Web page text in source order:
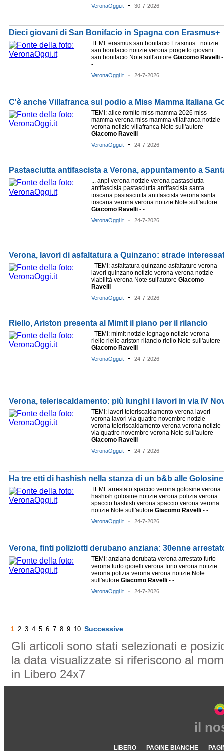
VeronaOggi.it - 30-7-2026
Dieci giovani di San Bonifacio in Spagna con Erasmus+
TEMI: erasmus san bonifacio Erasmus+ notizie
san bonifacio notizie verona progetto giovani
san bonifacio Note sull'autore Giacomo Ravelli -
-
VeronaOggi.it - 24-7-2026
C'è anche Villafranca sul podio a Miss Mamma Italiana
TEMI: alice romito miss mamma 2026 miss
mamma verona miss mamma villafranca notizie
verona notizie villafranca Note sull'autore
Giacomo Ravelli - -
VeronaOggi.it - 24-7-2026
Pastasciutta antifascista a Verona, appuntamento a
... anpi verona notizie verona pastasciutta
antifascista pastasciutta antifascista santa
toscana pastasciutta antifascista verona santa
toscana verona verona notizie Note sull'autore
Giacomo Ravelli - -
VeronaOggi.it - 24-7-2026
Verona, lavori di asfaltatura a Quinzano: strade
TEMI: asfaltatura quinzano asfaltature verona
lavori quinzano notizie verona verona notizie
viabilità verona Note sull'autore Giacomo
Ravelli - -
VeronaOggi.it - 24-7-2026
Riello, Ariston presenta al Mimit il piano per il rilancio
TEMI: mimit notizie legnago notizie verona
riello riello ariston rilancio riello Note sull'autore
Giacomo Ravelli - -
VeronaOggi.it - 24-7-2026
Verona, teleriscaldamento: più lunghi i lavori in via IV
TEMI: lavori teleriscaldamento verona lavori
verona lavori via quattro novembre notizie
verona teleriscaldamento verona verona notizie
via quattro novembre verona Note sull'autore
Giacomo Ravelli - -
VeronaOggi.it - 24-7-2026
Ha tre etti di hashish nella stanza di un b&b alle
TEMI: arrestato spaccio verona golosine verona
hashish golosine notizie verona polizia verona
spaccio hashish verona spaccio verona verona
notizie Note sull'autore Giacomo Ravelli - -
VeronaOggi.it - 24-7-2026
Verona, finti poliziotti derubano anziana: 30enne
TEMI: anziana derubata verona arrestato furto
verona furto gioielli verona furto verona notizie
verona polizia verona verona notizie Note
sull'autore Giacomo Ravelli - -
VeronaOggi.it - 24-7-2026
1 2 3 4 5 6 7 8 9 10 Successive
Gli articoli sono stati selezionati e
la data visualizzate si riferiscono al
in Libero 24x7
il
LIBERO PAGINE BIANCHE